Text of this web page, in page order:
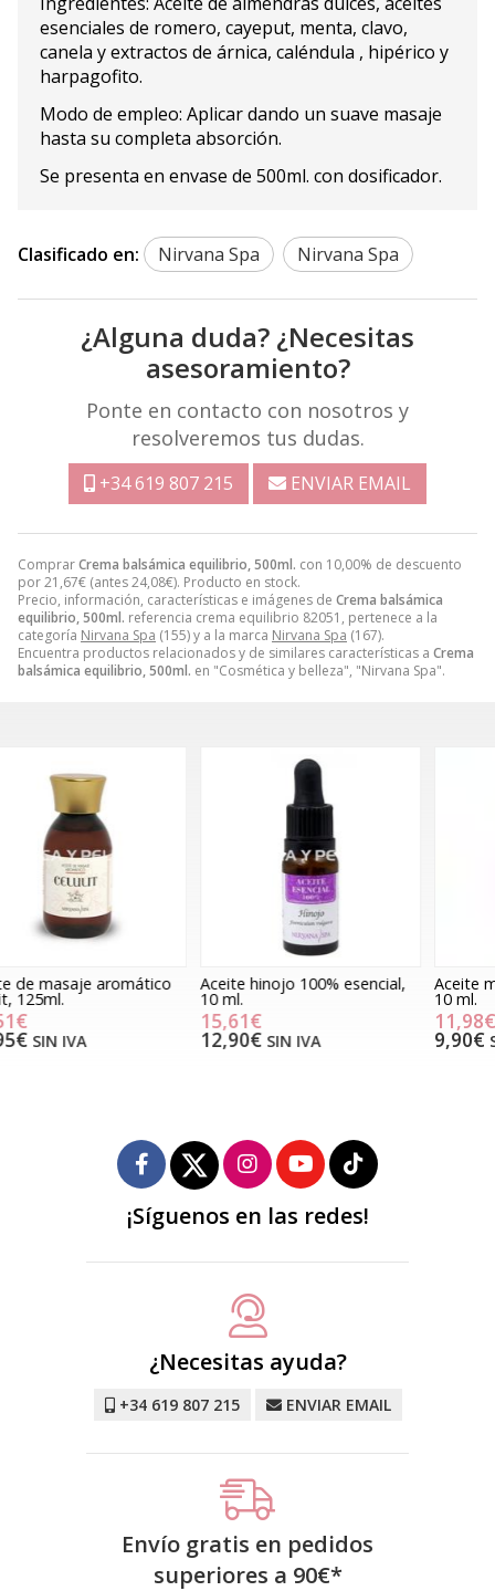
ComprarCrema balsámica equilibrio, 500ml. con 10,00% de descuento
por21,67€ (antes24,08€). Producto en stock.
Precio, información, características e imágenes de Crema balsámica
equilibrio, 500ml. referencia crema equilibrio 82051, pertenece a la
categoría Nirvana Spa (155) y a la marca Nirvana Spa (167).
Encuentra productos relacionados y de similares características a Crema
balsámica equilibrio, 500ml. en "Cosmética y belleza", "Nirvana Spa".
esenciales de romero, cayeput, menta, clavo,
canela y extractos de árnica, caléndula , hipérico y
harpagofito.
Modo de empleo: Aplicar dando un suave masaje
hasta su completa absorción.
Se presenta en envase de 500ml. con dosificador.
Clasificado en: Nirvana Spa Nirvana Spa
¿Alguna duda? ¿Necesitas
asesoramiento?
Ponte en contacto con nosotros y
resolveremos tus dudas.
+34 619 807 215 ENVIAR EMAIL
Aceite hinojo 100% esencial,
10 ml.
15,61€
12,90€SIN IVA
Aceite menta 100% esencial,
10 ml.
11,98€
9,90€SIN IVA
¡Síguenos en las redes!
¿Necesitas ayuda?
+34 619 807 215 ENVIAR EMAIL
Envío gratis en pedidos
superiores a 90€*